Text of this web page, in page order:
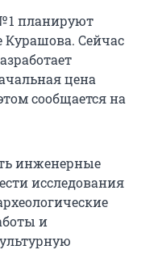
1 планируют
Курашова. Сейчас
цена
сообщается на
инженерные
исследования
и